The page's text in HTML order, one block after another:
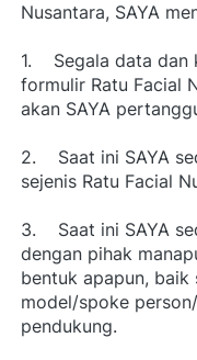
Nusantara, SAYA
1.    Segala data
formulir Ratu Facial
akan SAYA
2.    Saat ini SAYA
sejenis Ratu Facial
3.    Saat ini SAYA
dengan pihak
bentuk apapun,
model/spoke
pendukung.